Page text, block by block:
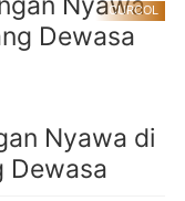
CURCOL
Nyawa di
Dewasa